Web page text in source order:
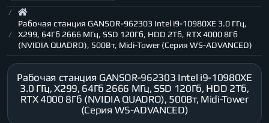
Рабочая станция GANSOR-962303 Intel i9-10980XE 3.0 ГГц,
X299, 64Гб 2666 МГц, SSD 120Гб, HDD 2Тб, RTX 4000 8Гб
(NVIDIA QUADRO), 500Вт, Midi-Tower (Серия WS-ADVANCED)
Рабочая станция GANSOR-962303 Intel i9-10980XE
3.0 ГГц, X299, 64Гб 2666 МГц, SSD 120Гб, HDD 2Тб,
RTX 4000 8Гб (NVIDIA QUADRO), 500Вт, Midi-Tower
(Серия WS-ADVANCED)